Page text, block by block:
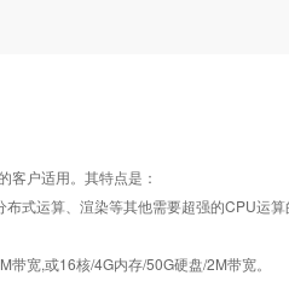
户适用。其特点是：
式运算、渲染等其他需要超强的CPU运
宽,或16核/4G内存/50G硬盘/2M带宽。